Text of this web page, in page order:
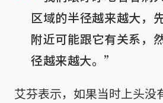
区域的半径越来越大，
附近可能跟它有关系，
径越来越大。”
艾芬表示，如果当时上头没